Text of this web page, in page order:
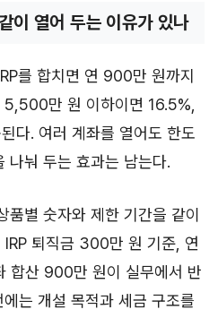
이 열어 두는 이유가 있나
를 합치면 연 900만 원까지
5,500만 원 이하이면 16.5%,
다. 여러 계좌를 열어도 한도
나눠 두는 효과는 남는다.
품별 숫자와 제한 기간을 같이
퇴직금 300만 원 기준, 연
합산 900만 원이 실무에서 반
는 개설 목적과 세금 구조를